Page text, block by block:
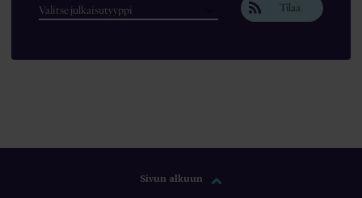
Ensimmäiset valokuvattujen hylkyjen kolmiulotteiset
11.12.2025 VALOKEILA
11.12.2025 VALOKEILA
Tilaa
Sivun alkuun